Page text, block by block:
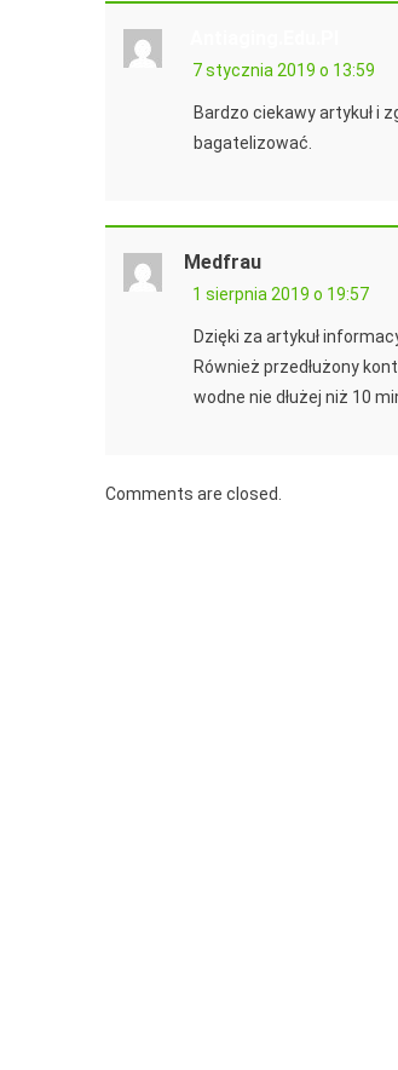
7 stycznia 2019 o 13:59
Bardzo ciekawy artykuł i
bagatelizować.
Medfrau
1 sierpnia 2019 o 19:57
Dzięki za artykuł
Również przedłużony
wodne nie dłużej niż 10
Comments are closed.